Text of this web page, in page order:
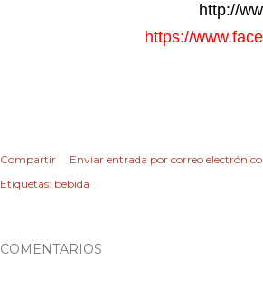
http://
https://
Compartir
Enviar entrada por correo electrónico
Etiquetas: bebida
COMENTARIOS